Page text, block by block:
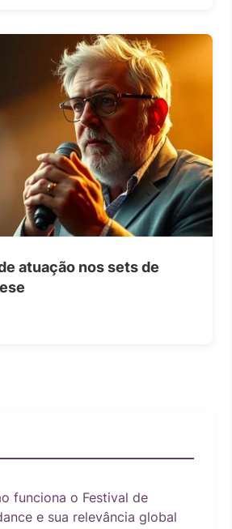
atuação nos sets de
funciona o Festival de
e sua relevância global